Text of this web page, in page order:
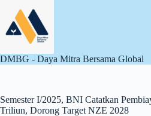
content
DMBG - Daya Mitra Bersama Global
Semester I/2025, BNI Catatkan
Triliun, Dorong Target NZE 2028